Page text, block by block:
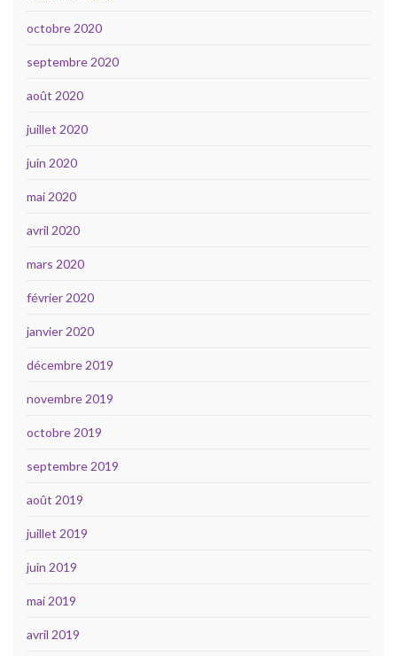
octobre 2020
septembre 2020
août 2020
juillet 2020
juin 2020
mai 2020
avril 2020
mars 2020
février 2020
janvier 2020
décembre 2019
novembre 2019
octobre 2019
septembre 2019
août 2019
juillet 2019
juin 2019
mai 2019
avril 2019